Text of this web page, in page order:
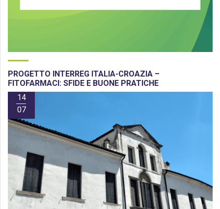
PROGETTO INTERREG ITALIA-CROAZIA –
FITOFARMACI: SFIDE E BUONE PRATICHE
14
07